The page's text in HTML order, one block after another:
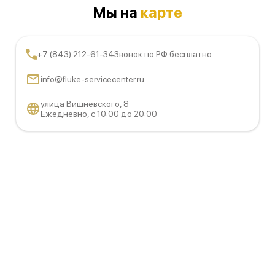
Мы на карте
+7 (843) 212-61-34Звонок по РФ бесплатно
info@fluke-servicecenter.ru
улица Вишневского, 8
Ежедневно, с 10:00 до 20:00